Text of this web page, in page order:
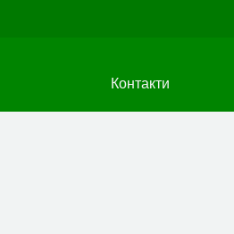
Контакти